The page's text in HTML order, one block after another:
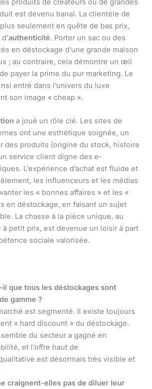
produits de créateurs ou de grandes
est devenu banal. La clientèle de
seulement en quête de bas prix,
authenticité. Porter un sac ou des
en déstockage d’une grande maison
; au contraire, cela démontre un œil
payer la prime du pur marketing. Le
entré dans l’univers du luxe
son image « cheap ».
a joué un rôle clé. Les sites de
ont une esthétique soignée, un
des produits (origine du stock, histoire
service client digne des e-
L’expérience d’achat est fluide et
les influenceurs et les médias
les « bonnes affaires » et les «
en déstockage, en faisant un sujet
La chasse à la pièce unique, au
petit prix, est devenue un loisir à part
sociale valorisée.
que tous les déstockages sont
gamme ?
est segmenté. Il existe toujours
« hard discount » du déstockage.
du secteur a gagné en
et l’offre haut de
est désormais très visible et
craignent-elles pas de diluer leur